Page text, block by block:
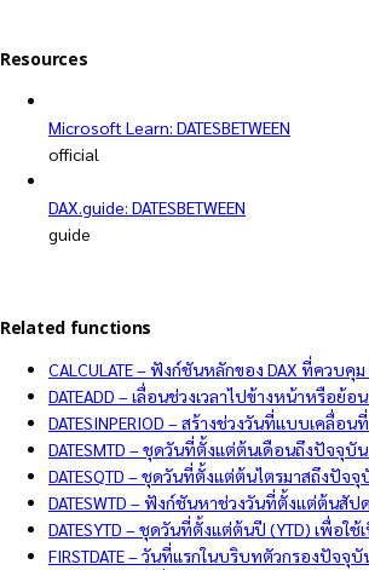
Resources
Microsoft Learn: DATESBETWEEN
official
DAX.guide: DATESBETWEEN
guide
Related functions
CALCULATE – ฟังก์ชันหลักของ DAX ที่ควบคุ
DATEADD – เลื่อนช่วงเวลาไปข้างหน้าหรือย้
DATESINPERIOD – สร้างช่วงวันที่แบบเคลื่อ
DATESMTD – ชุดวันที่ตั้งแต่ต้นเดือนถึงปัจจุบัน
DATESQTD – ชุดวันที่ตั้งแต่ต้นไตรมาสถึงปัจจุ
DATESWTD – ฟังก์ชันหาช่วงวันที่ตั้งแต่ต้นสั
DATESYTD – ชุดวันที่ตั้งแต่ต้นปี (YTD) เพื่อใช้
FIRSTDATE – วันที่แรกในบริบทตัวกรองปัจจุบั